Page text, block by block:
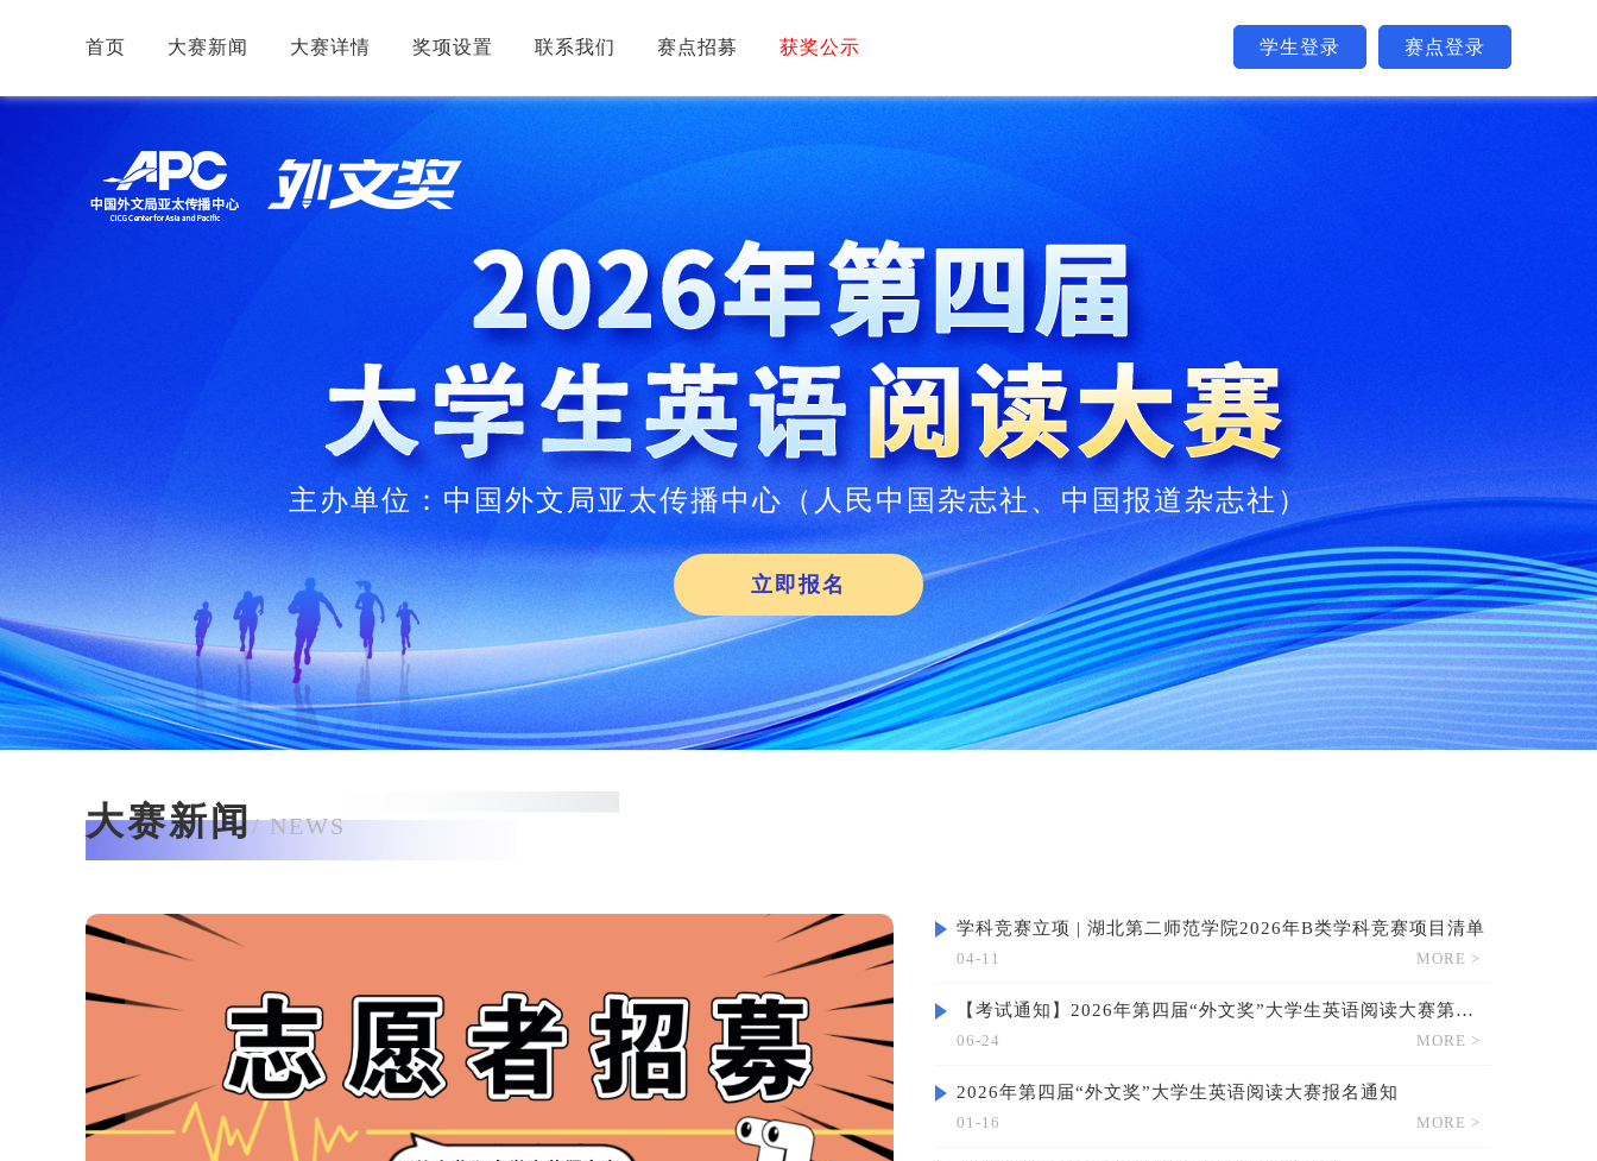
首页 大赛新闻 大赛详情 奖项设置 联系我们 赛点招募 获奖公示 学生登录 赛点登录
主办单位：中国外文局亚太传播中心（人民中国杂志社、中国报道杂志社）
立即报名
大赛新闻/ NEWS
学科竞赛立项 | 湖北第二师范学院2026年B类学科竞赛项目清单
04-11 MORE >
【考试通知】2026年第四届“外文奖”大学生英语阅读大赛第三场考试须知
06-24 MORE >
2026年第四届“外文奖”大学生英语阅读大赛报名通知
01-16 MORE >